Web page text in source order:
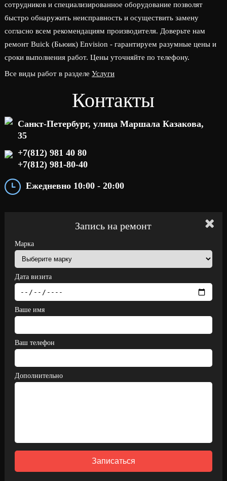
сотрудников и специализированное оборудование позволят
быстро обнаружить неисправность и осуществить замену
согласно всем рекомендациям производителя. Доверьте нам
ремонт Buick (Бьюик) Envision - гарантируем разумные цены и
сроки выполнения работ. Цены уточняйте по телефону.
Все виды работ в разделе Услуги
Контакты
Санкт-Петербург, улица Маршала Казакова,
35
+7(812) 981 40 80
+7(812) 981-80-40
Ежедневно 10:00 - 20:00
Запись на ремонт
Марка
Дата визита
Ваше имя
Ваш телефон
Дополнительно
Записаться